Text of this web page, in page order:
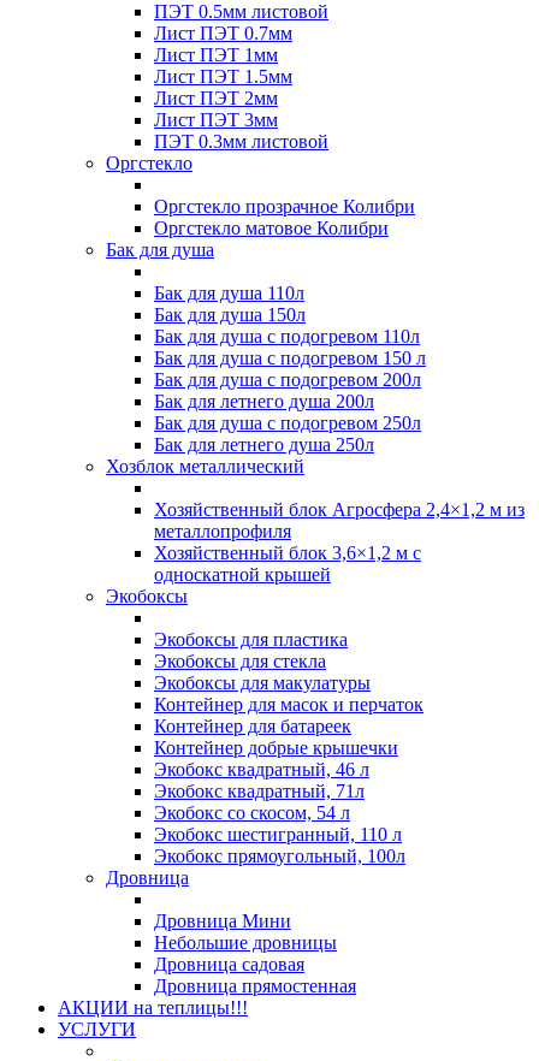
ПЭТ 0.5мм листовой
Лист ПЭТ 0.7мм
Лист ПЭТ 1мм
Лист ПЭТ 1.5мм
Лист ПЭТ 2мм
Лист ПЭТ 3мм
ПЭТ 0.3мм листовой
Оргстекло
Оргстекло прозрачное Колибри
Оргстекло матовое Колибри
Бак для душа
Бак для душа 110л
Бак для душа 150л
Бак для душа с подогревом 110л
Бак для душа с подогревом 150 л
Бак для душа с подогревом 200л
Бак для летнего душа 200л
Бак для душа с подогревом 250л
Бак для летнего душа 250л
Хозблок металлический
Хозяйственный блок Агросфера 2,4×1,2 м из
металлопрофиля
Хозяйственный блок 3,6×1,2 м с
односкатной крышей
Экобоксы
Экобоксы для пластика
Экобоксы для стекла
Экобоксы для макулатуры
Контейнер для масок и перчаток
Контейнер для батареек
Контейнер добрые крышечки
Экобокс квадратный, 46 л
Экобокс квадратный, 71л
Экобокс со скосом, 54 л
Экобокс шестигранный, 110 л
Экобокс прямоугольный, 100л
Дровница
Дровница Мини
Небольшие дровницы
Дровница садовая
Дровница прямостенная
АКЦИИ на теплицы!!!
УСЛУГИ